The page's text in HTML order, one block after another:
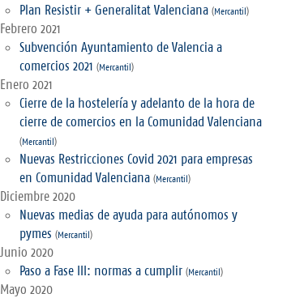
Plan Resistir + Generalitat Valenciana (Mercantil)
Febrero 2021
Subvención Ayuntamiento de Valencia a
comercios 2021 (Mercantil)
Enero 2021
Cierre de la hostelería y adelanto de la hora de
cierre de comercios en la Comunidad Valenciana
(Mercantil)
Nuevas Restricciones Covid 2021 para empresas
en Comunidad Valenciana (Mercantil)
Diciembre 2020
Nuevas medias de ayuda para autónomos y
pymes (Mercantil)
Junio 2020
Paso a Fase III: normas a cumplir (Mercantil)
Mayo 2020